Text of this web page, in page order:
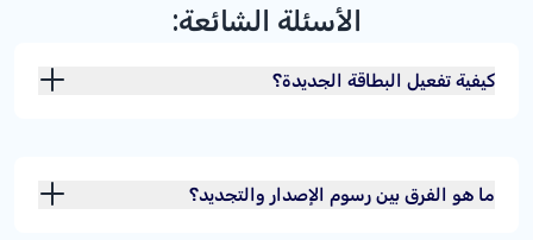
الأسئلة الشائعة:
كيفية تفعيل البطاقة الجديدة؟
ما هو الفرق بين رسوم الإصدار والتجديد؟